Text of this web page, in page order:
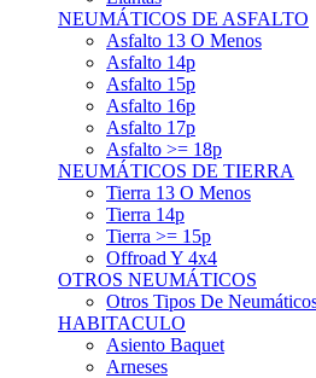
Asfalto 13 O Menos
Asfalto 14p
Asfalto 15p
Asfalto 16p
Asfalto 17p
Asfalto >= 18p
NEUMÁTICOS DE TIERRA
Tierra 13 O Menos
Tierra 14p
Tierra >= 15p
Offroad Y 4x4
OTROS NEUMÁTICOS
Otros Tipos De Neumáticos
HABITACULO
Asiento Baquet
Arneses
Volantes